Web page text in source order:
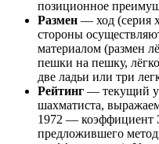
позиционное
Размен — ход (серия
стороны
материалом (размен
пешки на пешку,
две ладьи или три
Рейтинг — текущий
шахматиста,
1972 — коэффициент
предложившего